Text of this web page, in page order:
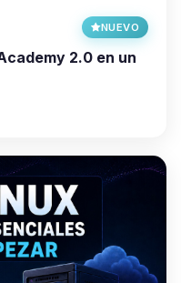
NUEVO
2.0 en un